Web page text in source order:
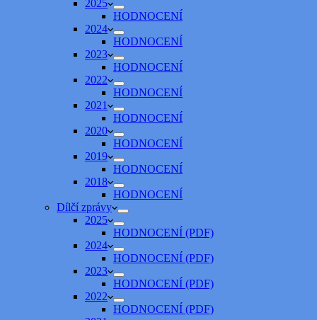
2025
HODNOCENÍ
2024
HODNOCENÍ
2023
HODNOCENÍ
2022
HODNOCENÍ
2021
HODNOCENÍ
2020
HODNOCENÍ
2019
HODNOCENÍ
2018
HODNOCENÍ
Dílčí zprávy
2025
HODNOCENÍ (PDF)
2024
HODNOCENÍ (PDF)
2023
HODNOCENÍ (PDF)
2022
HODNOCENÍ (PDF)